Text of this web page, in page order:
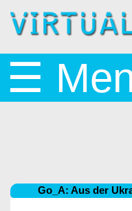
☰
Go_A: Aus der